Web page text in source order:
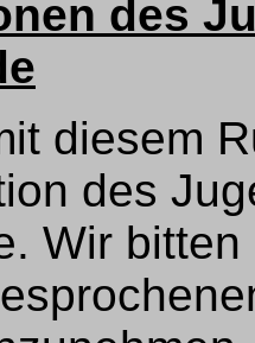
des
diesem
des
Wir